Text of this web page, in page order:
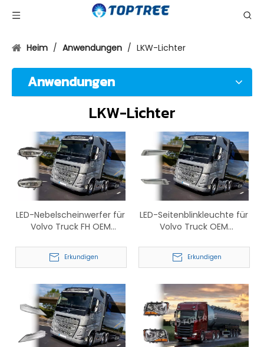
Heim / Anwendungen / LKW-Lichter
Anwendungen
LKW-Lichter
LED-Nebelscheinwerfer für
Volvo Truck FH OEM
23752741 23752755
Erkundigen
LED-Seitenblinkleuchte für
Volvo Truck OEM
Erkundigen